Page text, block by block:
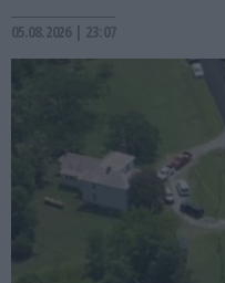
05.08.2026 | 23:07